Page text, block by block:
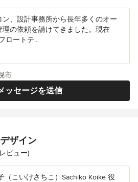
、設計事務所から長年多くのオー
の依頼を請けてきました。現在
ロートテ...
ッセージを送信
市
ザイン
ビュー)
（こいけさちこ）Sachiko Koike 役